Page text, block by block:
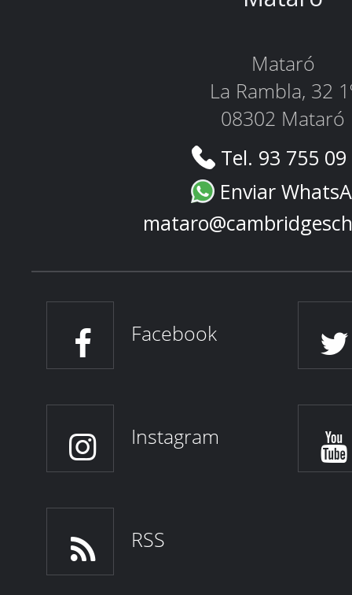
Mataró
La Rambla, 32
08302 Mataró
Tel. 93 755
Enviar
Facebook
Instagram
RSS